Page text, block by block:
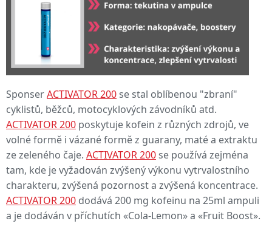
SponserACTIVATOR 200se stal oblíbenou "zbraní"
cyklistů, běžců, motocyklových závodníků atd.
ACTIVATOR 200 poskytuje kofein z různých zdrojů, ve
volné formě i vázané formě z guarany, maté a extraktu
ze zeleného čaje. ACTIVATOR 200se používá zejména
tam, kde je vyžadován zvýšený výkonu vytrvalostního
charakteru, zvýšená pozornost a zvýšená koncentrace.
ACTIVATOR 200 dodává 200 mg kofeinu na 25ml ampuli
a je dodáván v příchutích «Cola-Lemon» a «Fruit Boost».